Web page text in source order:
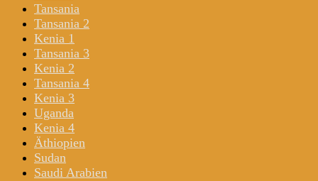
Tansania
Tansania 2
Kenia 1
Tansania 3
Kenia 2
Tansania 4
Kenia 3
Uganda
Kenia 4
Äthiopien
Sudan
Saudi Arabien